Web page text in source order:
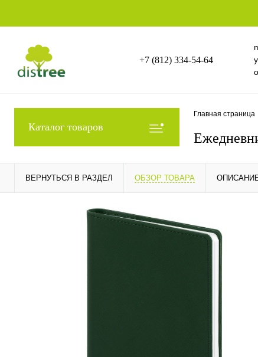
+7 (812) 334-54-64
Каталог товаров
Главная страница
ВЕРНУТЬСЯ В РАЗДЕЛ ОБЗОР ТОВАРА